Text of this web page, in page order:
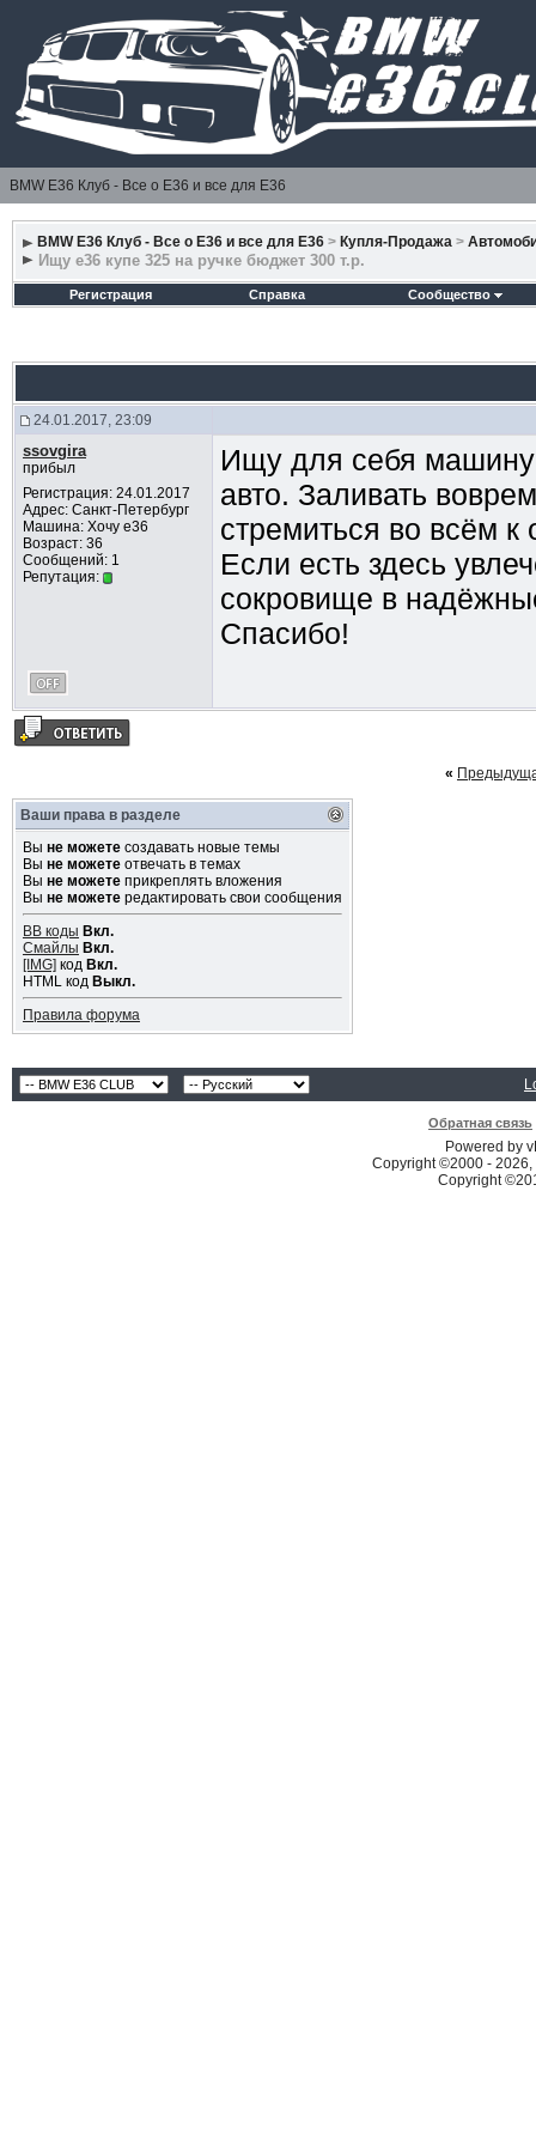
BMW E36 Клуб - Все о Е36 и все для Е36
BMW E36 Клуб - Все о Е36 и все для Е36 > Купля-Продажа >
Ищу е36 купе 325 на ручке бюджет 300 т.р.
Регистрация Справка Сообщество
24.01.2017, 23:09
ssovgira
прибыл
Регистрация: 24.01.2017
Адрес: Санкт-Петербург
Машина: Хочу e36
Возраст: 36
Сообщений: 1
Репутация:
Ищу для себя машину
авто. Заливать
стремиться во всём к
Если есть здесь
сокровище в
Спасибо!
«
Ваши права в разделе
Вы не можетесоздавать новые темы
Вы не можетеотвечать в темах
Вы не можетеприкреплять вложения
Вы не можетередактировать свои сообщения
BB коды Вкл.
Смайлы Вкл.
[IMG] код Вкл.
HTML код Выкл.
Правила форума
Обратная связь
Powered by
Copyright ©2000 -
Copyright